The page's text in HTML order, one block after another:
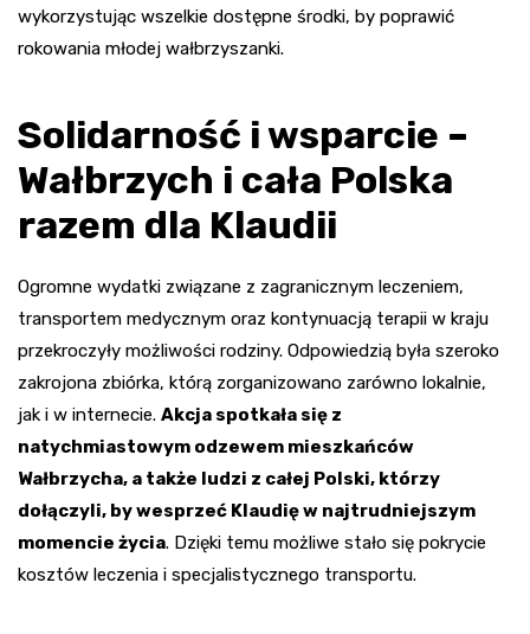
wykorzystując wszelkie dostępne środki, by poprawić
rokowania młodej wałbrzyszanki.
Solidarność i wsparcie –
Wałbrzych i cała Polska
razem dla Klaudii
Ogromne wydatki związane z zagranicznym leczeniem,
transportem medycznym oraz kontynuacją terapii w kraju
przekroczyły możliwości rodziny. Odpowiedzią była szeroko
zakrojona zbiórka, którą zorganizowano zarówno lokalnie,
jak i w internecie. Akcja spotkała się z
natychmiastowym odzewem mieszkańców
Wałbrzycha, a także ludzi z całej Polski, którzy
dołączyli, by wesprzeć Klaudię w najtrudniejszym
momencie życia. Dzięki temu możliwe stało się pokrycie
kosztów leczenia i specjalistycznego transportu.